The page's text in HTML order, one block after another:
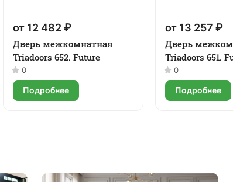
от 12 482 ₽
Дверь межкомнатная
Triadoors 652. Future
0
Подробнее
от 13 257 ₽
Дверь
Triadoors 651.
0
Подробнее